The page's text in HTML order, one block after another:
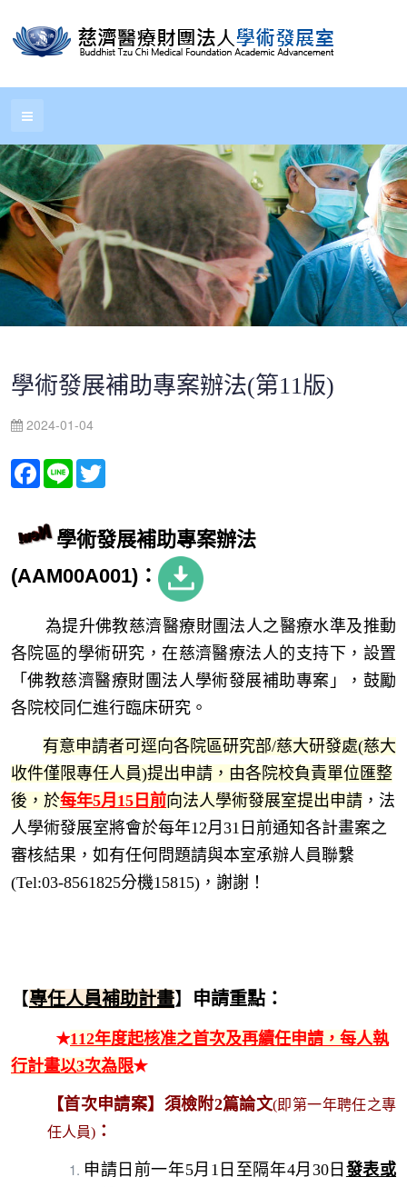
學術發展補助專案辦法(第11版)
2024-01-04
Facebook
Line
學術發展補助專案辦法
(AAM00A001)：
為提升佛教慈濟醫療財團法人之醫療水準及推動
各院區的學術研究，在慈濟醫療法人的支持下，設置
「佛教慈濟醫療財團法人學術發展補助專案」，鼓勵
各院校同仁進行臨床研究。
有意申請者可逕向各院區研究部/慈大研發處(慈大
收件僅限專任人員)提出申請，由各院校負責單位匯整
後，於每年5月15日前向法人學術發展室提出申請 ，法
人學術發展室將會於每年12月31日前通知各計畫案之
審核結果，如有任何問題請與本室承辦人員聯繫
(Tel:03-8561825分機15815)，謝謝！
【專任人員補助計畫】 申請重點 ：
✭112年度起核准之首次及再續任申請，每人執
行計畫以3次為限✭
【首次申請案】須檢附2篇論文(即第一年聘任之專
任人員) ：
申請日前一年5月1日至隔年4月30日 發表或